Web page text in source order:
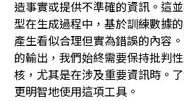
造事實或提供不準確的資訊。這
型在生成過程中，基於訓練數據
產生看似合理但實為錯誤的內容
的輸出，我們始終需要保持批判
核，尤其是在涉及重要資訊時。
更明智地使用這項工具。